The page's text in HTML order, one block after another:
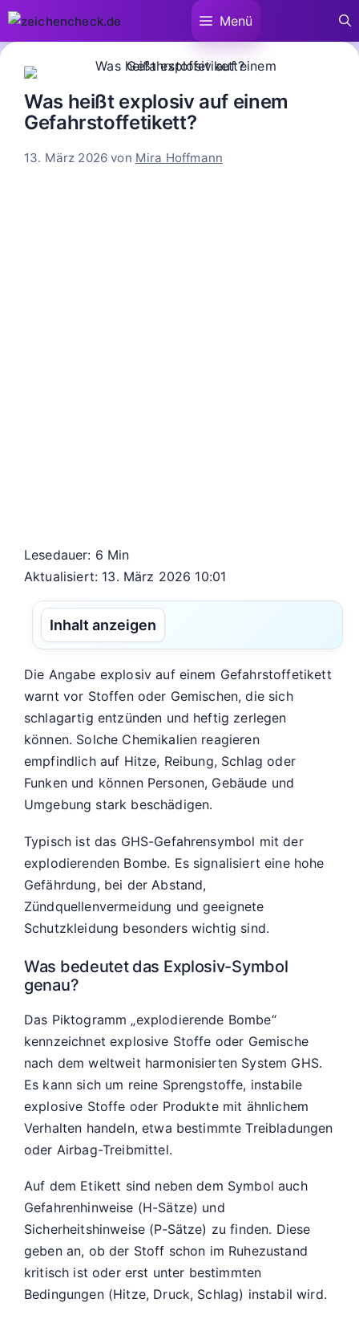
Zum
springen
Menü
Was heißt explosiv auf einem
Gefahrstoffetikett?
13. März 2026 von Mira Hoffmann
Lesedauer: 6 Min
Aktualisiert: 13. März 2026 10:01
Inhalt anzeigen
Die Angabe explosiv auf einem Gefahrstoffetikett
warnt vor Stoffen oder Gemischen, die sich
schlagartig entzünden und heftig zerlegen
können. Solche Chemikalien reagieren
empfindlich auf Hitze, Reibung, Schlag oder
Funken und können Personen, Gebäude und
Umgebung stark beschädigen.
Typisch ist das GHS-Gefahrensymbol mit der
explodierenden Bombe. Es signalisiert eine hohe
Gefährdung, bei der Abstand,
Zündquellenvermeidung und geeignete
Schutzkleidung besonders wichtig sind.
Was bedeutet das Explosiv-Symbol
genau?
Das Piktogramm „explodierende Bombe“
kennzeichnet explosive Stoffe oder Gemische
nach dem weltweit harmonisierten System GHS.
Es kann sich um reine Sprengstoffe, instabile
explosive Stoffe oder Produkte mit ähnlichem
Verhalten handeln, etwa bestimmte Treibladungen
oder Airbag-Treibmittel.
Auf dem Etikett sind neben dem Symbol auch
Gefahrenhinweise (H-Sätze) und
Sicherheitshinweise (P-Sätze) zu finden. Diese
geben an, ob der Stoff schon im Ruhezustand
kritisch ist oder erst unter bestimmten
Bedingungen (Hitze, Druck, Schlag) instabil wird.